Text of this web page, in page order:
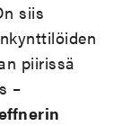
siis
piirissä
–